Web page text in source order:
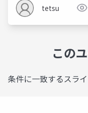
tetsu
この
条件に一致するスラ